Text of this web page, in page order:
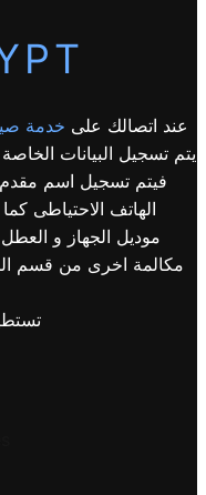
عند اتصالك على خدمة
يتم تسجيل البيانات
فيتم تسجيل اسم
الهاتف الاحتياطى
موديل الجهاز و
مكالمة اخرى من قسم